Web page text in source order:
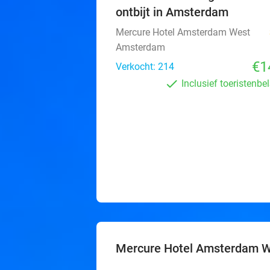
ontbijt in Amsterdam
Mercure Hotel Amsterdam West
Amsterdam
Verkocht: 214
Inclusief
Mercure Hotel Amsterdam